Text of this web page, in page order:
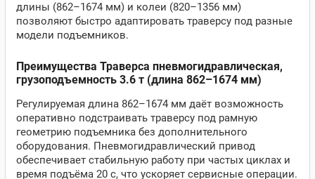
длины (862–1674 мм) и колеи (820–1356 мм)
позволяют быстро адаптировать траверсу под разные
модели подъемников.
Преимущества Траверса пневмогидравлическая,
грузоподъемность 3.6 т (длина 862–1674 мм)
Регулируемая длина 862–1674 мм даёт возможность
оперативно подстраивать траверсу под рамную
геометрию подъемника без дополнительного
оборудования. Пневмогидравлический привод
обеспечивает стабильную работу при частых циклах и
время подъёма 20 с, что ускоряет сервисные операции.